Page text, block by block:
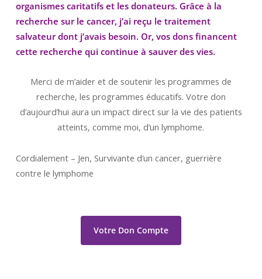
organismes caritatifs et les donateurs. Grâce à la
recherche sur le cancer, j’ai reçu le traitement
salvateur dont j’avais besoin. Or, vos dons financent
cette recherche qui continue à sauver des vies.
Merci de m’aider et de soutenir les programmes de
recherche, les programmes éducatifs. Votre don
d’aujourd’hui aura un impact direct sur la vie des patients
atteints, comme moi, d’un lymphome.
Cordialement – Jen, Survivante d’un cancer, guerrière
contre le lymphome
Votre Don Compte